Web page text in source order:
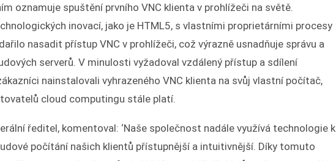
oznamuje spuštění prvního VNC klienta v prohlížeči na světě.
inovací, jako je HTML5, s vlastními proprietárními procesy
nasadit přístup VNC v prohlížeči, což výrazně usnadňuje správu a
serverů. V minulosti vyžadoval vzdálený přístup a sdílení
nainstalovali vyhrazeného VNC klienta na svůj vlastní počítač,
cloud computingu stále platí.
ředitel, komentoval: ‘Naše společnost nadále využívá technologie k
počítání našich klientů přístupnější a intuitivnější. Díky tomuto